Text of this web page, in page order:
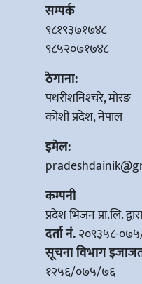
सम्पर्क
९८१९३७१७४८
९८५२०७१७४८
ठेगाना:
पथरीशनिश्‍चरे, मोरङ
कोशी प्रदेश, नेपाल
इमेल:
कम्पनी
प्रदेश भिजन प्रा.लि.
दर्ता नं.२०९३५८-
सूचना विभाग
१२५६/०७५/७६